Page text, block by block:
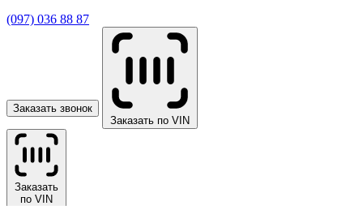
(097) 036 88 87
Заказать звонок
Заказать по VIN
Заказать
по VIN